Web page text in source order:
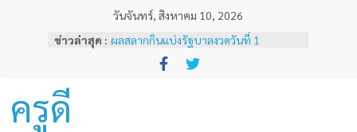
วันจันทร์, สิงหาคม 10, 2026
ข่าวล่าสุด : ผลสลากกินแบ่งรัฐบาลงวดวันที่ 1
พฤศจิกายน 2567
หลักเกณฑ์และวิธีการเทียบเคียงผลการ
ครูดี